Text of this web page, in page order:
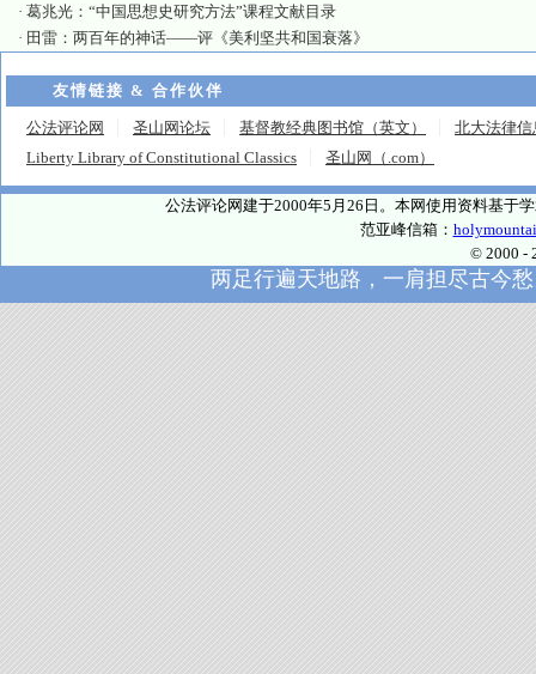
· 葛兆光：“中国思想史研究方法”课程文献目录
· 田雷：两百年的神话——评《美利坚共和国衰落》
友情链接 & 合作伙伴
公法评论网 圣山网论坛 基督教经典图书馆（英文）
北大法律信
Liberty Library of Constitutional Classics
圣山网（.com）
公法评论网建于2000年5月26日。本网使用资料基于
范亚峰信箱：
© 2000 -
两足行遍天地路，一肩担尽古今